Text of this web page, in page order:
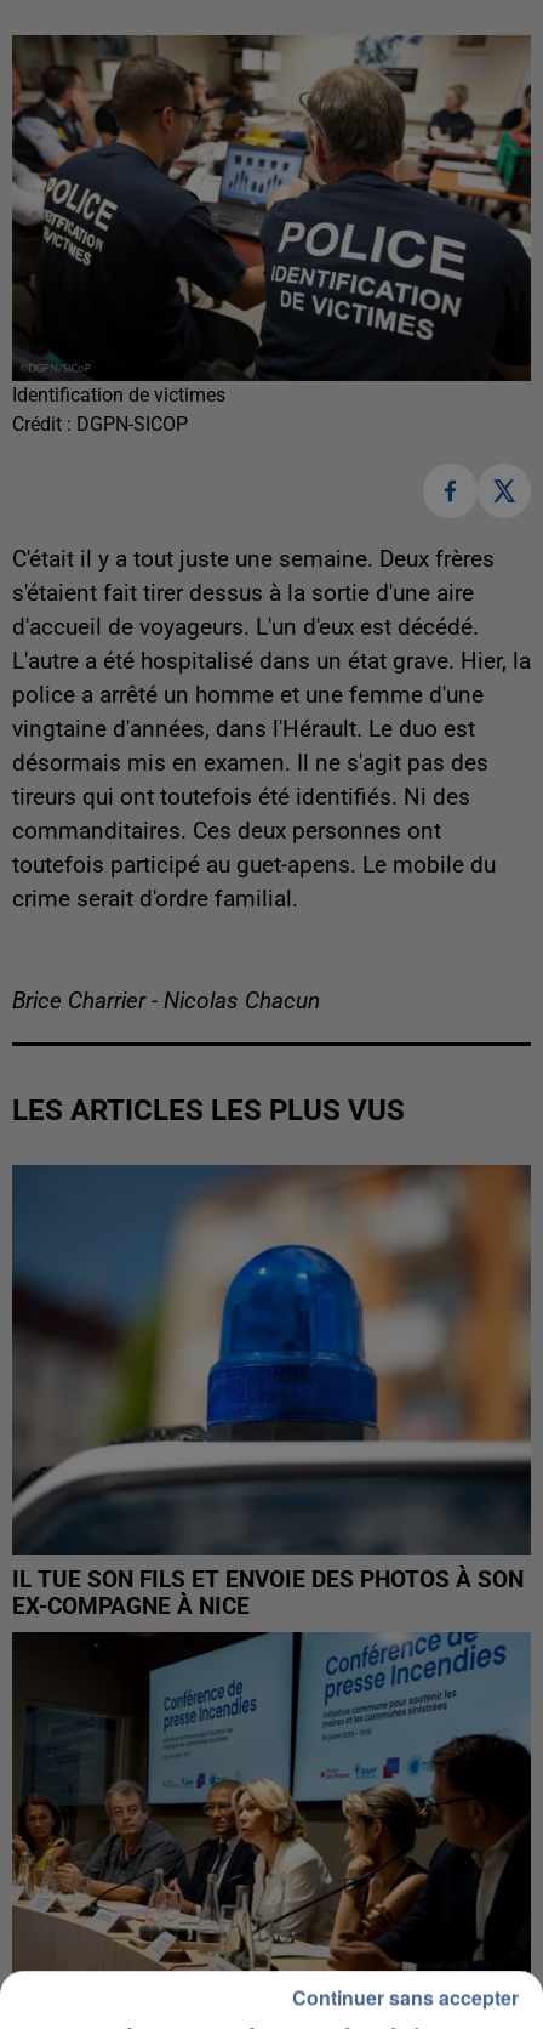
Identification de victimes
Crédit : DGPN-SICOP
C'était il y a tout juste une semaine. Deux frères
s'étaient fait tirer dessus à la sortie d'une aire
d'accueil de voyageurs. L'un d'eux est décédé.
L'autre a été hospitalisé dans un état grave. Hier, la
police a arrêté un homme et une femme d'une
vingtaine d'années, dans l'Hérault. Le duo est
désormais mis en examen. Il ne s'agit pas des
tireurs qui ont toutefois été identifiés. Ni des
commanditaires. Ces deux personnes ont
toutefois participé au guet-apens. Le mobile du
crime serait d'ordre familial.
Brice Charrier - Nicolas Chacun
LES ARTICLES LES PLUS VUS
IL TUE SON FILS ET ENVOIE DES PHOTOS À SON
EX-COMPAGNE À NICE
Continuer sans accepter